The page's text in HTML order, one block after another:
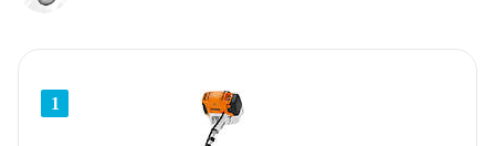
1